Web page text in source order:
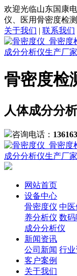
欢迎光临山东国康
仪、医用骨密度检
关于我们 | 联系我们
骨密度检
人体成分分
咨询电话：
网站首页
设备中心
骨密度仪 中医
养分析仪 数码
成分分析仪
新闻资讯
公司新闻 行
客户案例
关于我们